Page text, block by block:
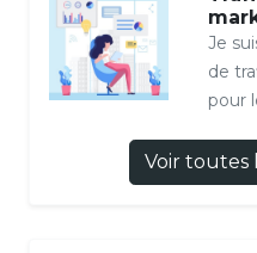
Je
de
pour
Voir toutes